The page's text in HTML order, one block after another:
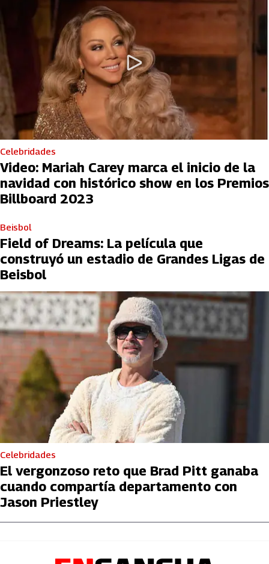
Celebridades
Video: Mariah Carey marca el inicio de la
navidad con histórico show en los Premios
Billboard 2023
Beisbol
Field of Dreams: La película que
construyó un estadio de Grandes Ligas de
Beisbol
Celebridades
El vergonzoso reto que Brad Pitt ganaba
cuando compartía departamento con
Jason Priestley